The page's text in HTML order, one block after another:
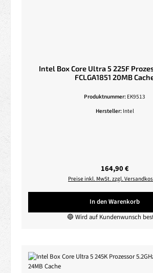
Intel Box Core Ultra 5 225F Prozessor 3.3GHz
FCLGA1851 20MB
Produktnummer: EK9513
Hersteller: Intel
Regulärer Preis:
164,90 €
Preise inkl. MwSt. zzgl.
In den Warenkorb
🔵 Wird auf Kundenwunsch